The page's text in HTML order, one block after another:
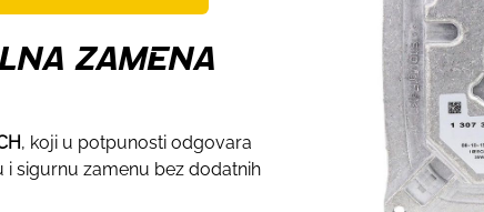
ZAMENA
, koji u potpunosti odgovara
sigurnu zamenu bez dodatnih